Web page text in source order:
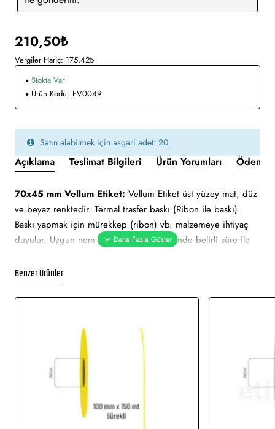
210,50₺
Vergiler Hariç: 175,42₺
Stokta Var
Ürün Kodu: EV0049
Satın alabilmek için asgari adet: 20
Açıklama Teslimat Bilgileri Ürün Yorumları Ödeme
70x45 mm Vellum Etiket: Vellum Etiket üst yüzey mat, düz
ve beyaz renktedir. Termal trasfer baskı (Ribon ile baskı).
Baskı yapmak için mürekkep (ribon) vb. malzemeye ihtiyaç
duyulur. Uygun nem ve sıcaklık değerlerinde belirli süre ile
ışını gibi hafif derecedeki ısılarda zarar görmez.
70x45 mm Vellum Etiket tüm barkod yazıcılar için uygundur.
(Kuvvetli yapışkan tutkal), Nonpern (İz Bırakmayan yapışkanlı
tutkal), Deep frezee (Soğuğa dayanıklı yapışkanlı tutkal)
Kullanılan Etiketler:
Barkod etiketi, lot etiketi, raf etiketi,
ürün etiketi, koli üstü etiketi. Genellikle hızlı tüketim
ürünlerinde kullanımı uygundur.
Benzer Ürünler